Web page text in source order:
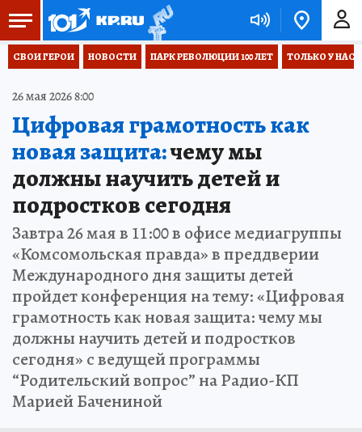
СВОИ ГЕРОИ НОВОСТИ ПАРК РЕВОЛЮЦИИ 100 ЛЕТ ТОЛЬКО У НАС
26 мая 2026 8:00
Цифровая грамотность как
новая защита:чему мы
должны научить детей и
подростков сегодня
Завтра 26 мая в 11:00 в офисе медиагруппы
«Комсомольская правда» в преддверии
Международного дня защиты детей
пройдет конференция на тему: «Цифровая
грамотность как новая защита: чему мы
должны научить детей и подростков
сегодня» с ведущей программы
“Родительский вопрос” на Радио-КП
Марией Бачениной